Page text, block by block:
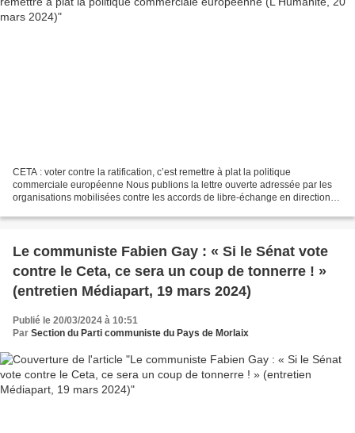
CETA : voter contre la ratification, c’est remettre à plat la politique
commerciale européenne Nous publions la lettre ouverte adressée par les
organisations mobilisées contre les accords de libre-échange en direction
Le communiste Fabien Gay : « Si le Sénat vote
contre le Ceta, ce sera un coup de tonnerre ! »
(entretien Médiapart, 19 mars 2024)
Publié le 20/03/2024 à 10:51
Par Section du Parti communiste du Pays de Morlaix